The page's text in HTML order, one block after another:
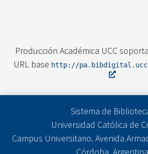
Producción Académica UCC soporta
URL base http://
Sistema de
Universidad Católica de
Campus Universitario. Avenida
Córdoba, Argentina